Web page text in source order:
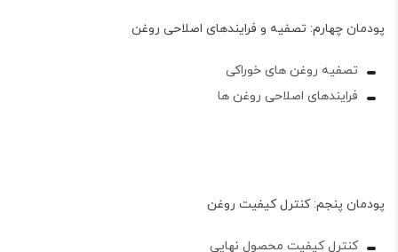
پودمان چهارم: تصفیه و فرایندهای اصلاحی روغن
تصفیه روغن های خوراکی
فرایندهای اصلاحی روغن ها
پودمان پنجم: کنترل کیفیت روغن
کنترل کیفیت محصول نهایی